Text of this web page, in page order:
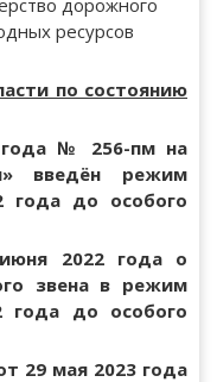
дорожного
ресурсов
по состоянию
года № 256-пм на
введён режим
года до особого
2022 года о
звена в режим
года до особого
29 мая 2023 года